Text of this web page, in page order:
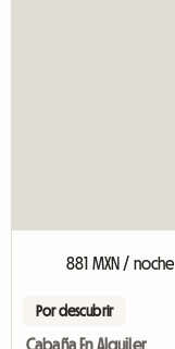
881 MXN / noche
Por descubrir
Cabaña En Alquiler